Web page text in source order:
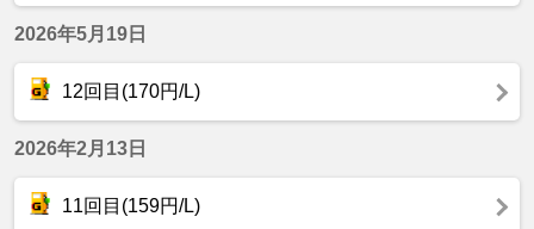
2026年5月19日
12回目(170円/L)
2026年2月13日
11回目(159円/L)